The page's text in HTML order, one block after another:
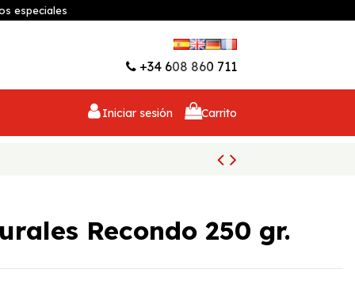
especiales
+34 608 860 711
Iniciar sesión Carrito
Recondo 250 gr.